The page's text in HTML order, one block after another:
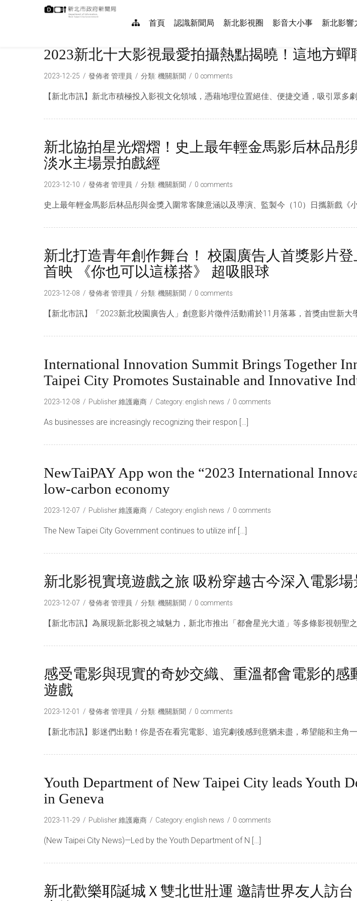
導
覽
首頁 認識新聞局 新北影視圈 影音大小事 新北影響
2023新北十大影視最愛拍攝熱點揭曉！這地方
2023-12-25 發佈者管理員 分類: 機關新聞 0 comments
【新北市訊】新北市積極投入影視文化領域，憑藉地理位置絕佳、便捷交通，吸引眾多
新北協拍星光熠熠！史上最年輕金馬影后林品彤
淡水主場景拍戲經
2023-12-10 發佈者管理員 分類: 機關新聞 0 comments
史上最年輕金馬影后林品彤與金獎入圍常客陳意涵以及導演、監製今（10）日攜新戲《
新北打造青年創作舞台！ 校園廣告人首獎影片
首映 《你也可以這樣搭》 超吸眼球
2023-12-08 發佈者管理員 分類: 機關新聞 0 comments
【新北市訊】「2023新北校園廣告人」創意影片徵件活動甫於11月落幕，首獎由世新
International Innovation Summit Brings Together
Taipei City Promotes Sustainable and Innovative
2023-12-08 Publisher維護廠商 Category: english news 0 comments
As businesses are increasingly recognizing their respon […]
NewTaiPAY App won the “2023 International
low-carbon economy
2023-12-07 Publisher維護廠商 Category: english news 0 comments
The New Taipei City Government continues to utilize inf […]
新北影視實境遊戲之旅 吸粉穿越古今深入電影場
2023-12-07 發佈者管理員 分類: 機關新聞 0 comments
【新北市訊】為展現新北影視之城魅力，新北市推出「都會星光大道」等多條影視朝聖
感受電影與現實的奇妙交織、重溫都會電影的
遊戲
2023-12-01 發佈者管理員 分類: 機關新聞 0 comments
【新北市訊】影迷們出動！你是否在看完電影、追完劇後感到意猶未盡，希望能和主角
Youth Department of New Taipei City leads Youth
in Geneva
2023-11-29 Publisher維護廠商 Category: english news 0 comments
(New Taipei City News)—Led by the Youth Department of N […]
新北歡樂耶誕城Ｘ雙北世壯運 邀請世界友人訪